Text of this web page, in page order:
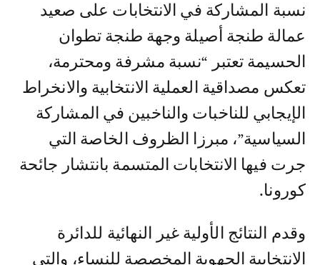
نسبة المشاركة في الانتخابات على صعيد
عمالة طنجة أصيلة وجهة طنجة تطوان
الحسيمة تعتبر “نسبة مشرفة ومحترمة،
تعكس مصداقية العملية الانتخابية والانخراط
الإيجابي للناخبات والناخبين في المشاركة
السياسية”، مبرزا الظروف الخاصة التي
جرت فيها الانتخابات المتسمة بانتشار جائحة
كورونا.
وقدم النتائج الأولية غير النهائية للدائرة
الانتخابية الجهوية المخصصة للنساء، والتي